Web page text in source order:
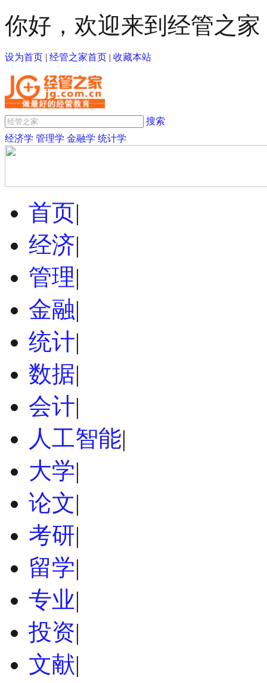
你好，欢迎来到经管之家
设为首页 | 经管之家首页 | 收藏本站
搜索
经济学 管理学 金融学 统计学
首页|
经济|
管理|
金融|
统计|
数据|
会计|
人工智能|
大学|
论文|
考研|
留学|
专业|
投资|
文献|